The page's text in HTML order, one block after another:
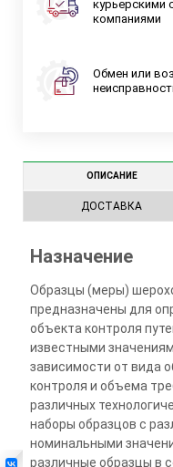
курьерскими
компаниями
Обмен или
ОПИСАНИЕ
ДОСТАВКА
Назначение
Образцы (меры)
предназначены для
объекта контроля
известными
зависимости от вида
контроля и объема
различных
наборы образцов с
номинальными
различные образцы в